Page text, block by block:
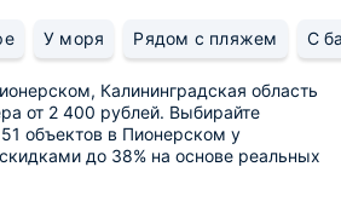
У моря Рядом с пляжем С
Калининградская область
от 2 400 рублей. Выбирайте
объектов в Пионерском у
до 38% на основе реальных